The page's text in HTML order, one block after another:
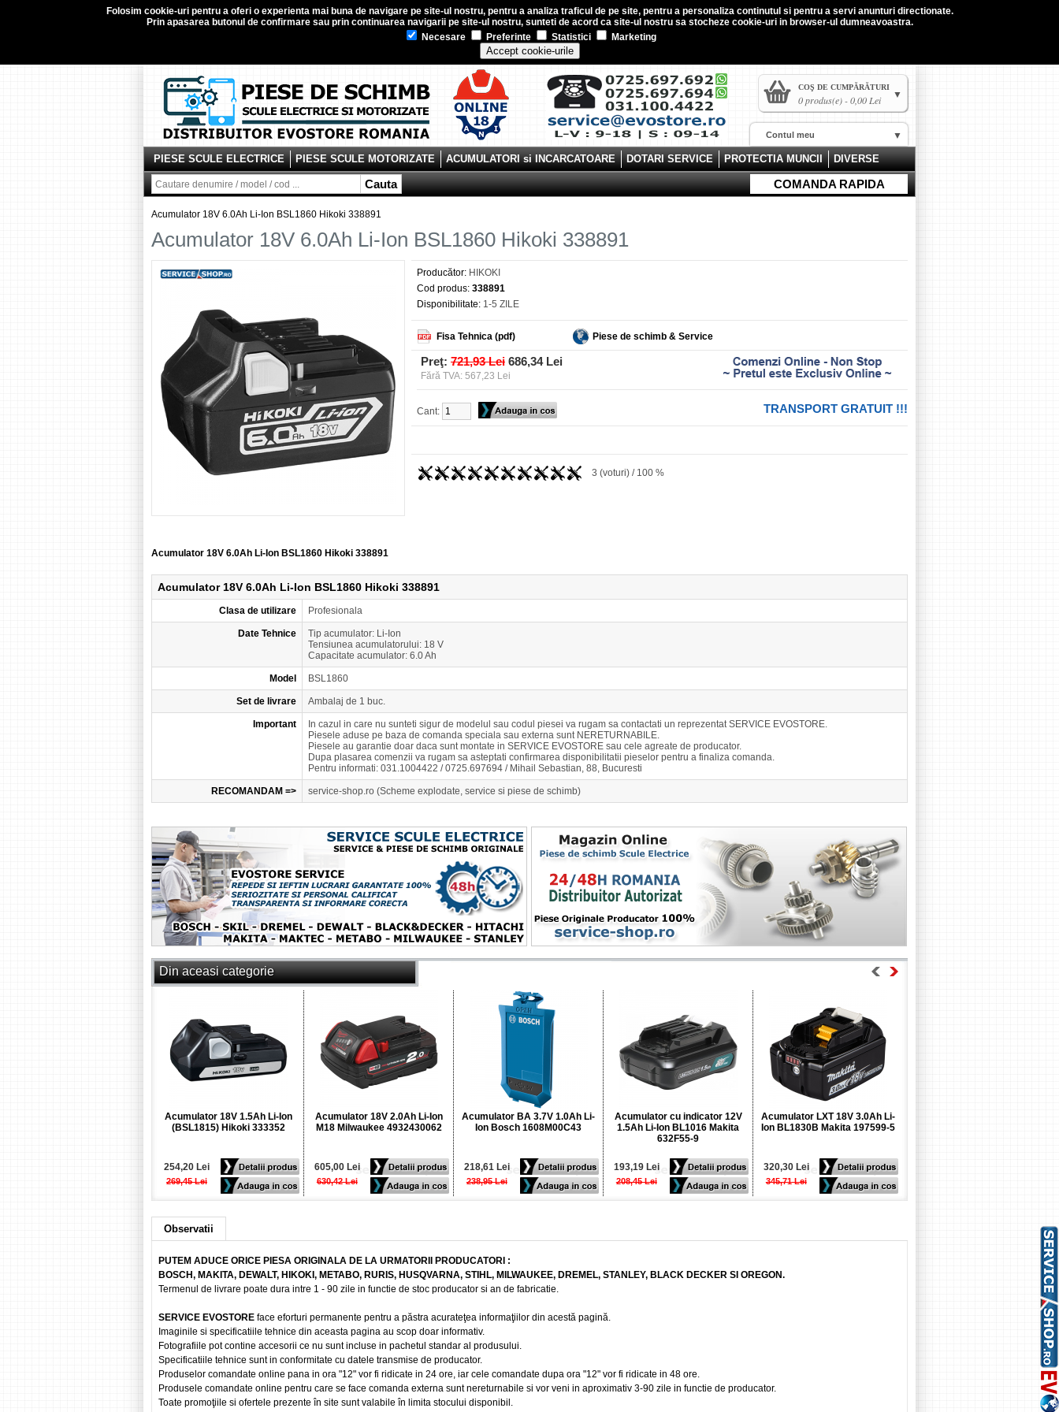
Folosim cookie-uripentru a oferi o experienta mai buna de navigare pe site-ul nostru, pentru a analiza traficul de pe site, pentru a personaliza continutul si pentru a servi anunturi directionate.
Prin apasarea butonul de confirmare sau prin continuarea navigarii pe site-ul nostru, sunteti de acord ca site-ul nostru sa stocheze cookie-uri in browser-ul dumneavoastra.
Necesare
Preferinte Statistici Marketing
Accept cookie-urile
COŞ DE CUMPĂRĂTURI
0 produs(e) - 0,00 Lei
Cauta COMANDA RAPIDA
Contul meu
PIESE SCULE ELECTRICE PIESE SCULE MOTORIZATE ACUMULATORI si INCARCATOARE DOTARI SERVICE PROTECTIA MUNCII DIVERSE
Acumulator 18V 6.0Ah Li-Ion BSL1860 Hikoki 338891
Acumulator 18V 6.0Ah Li-Ion BSL1860 Hikoki 338891
Producător: HIKOKI
Cod produs: 338891
Disponibilitate: 1-5 ZILE
Fisa Tehnica (pdf) Piese de schimb & Service
Preţ: 721,93 Lei 686,34 Lei
Fără TVA: 567,23 Lei
Cant: TRANSPORT GRATUIT !!!
3 (voturi) / 100 %
Acumulator 18V 6.0Ah Li-Ion BSL1860 Hikoki 338891
Acumulator 18V 6.0Ah Li-Ion BSL1860 Hikoki 338891
Clasa de utilizare Profesionala
Date Tehnice
Tip acumulator: Li-Ion
Tensiunea acumulatorului: 18 V
Capacitate acumulator: 6.0 Ah
Model BSL1860
Set de livrare Ambalaj de 1 buc.
Important
In cazul in care nu sunteti sigur de modelul sau codul piesei va rugam sa contactati un reprezentat SERVICE EVOSTORE.
Piesele aduse pe baza de comanda speciala sau externa sunt NERETURNABILE.
Piesele au garantie doar daca sunt montate in SERVICE EVOSTORE sau cele agreate de producator.
Dupa plasarea comenzii va rugam sa asteptati confirmarea disponibilitatii pieselor pentru a finaliza comanda.
Pentru informati: 031.1004422 / 0725.697694 / Mihail Sebastian, 88, Bucuresti
RECOMANDAM => service-shop.ro (Scheme explodate, service si piese de schimb)
Din aceasi categorie
Acumulator 18V 1.5Ah Li-Ion
(BSL1815) Hikoki 333352
254,20 Lei
269,45 Lei
Acumulator 18V 2.0Ah Li-Ion
M18 Milwaukee 4932430062
605,00 Lei
630,42 Lei
Acumulator BA 3.7V 1.0Ah Li-
Ion Bosch 1608M00C43
218,61 Lei
238,95 Lei
Acumulator cu indicator 12V
1.5Ah Li-Ion BL1016 Makita
632F55-9
193,19 Lei
208,45 Lei
Acumulator LXT 18V 3.0Ah Li-
Ion BL1830B Makita 197599-5
320,30 Lei
345,71 Lei
Observatii
PUTEM ADUCE ORICE PIESA ORIGINALA DE LA URMATORII PRODUCATORI :
BOSCH, MAKITA, DEWALT, HIKOKI, METABO, RURIS, HUSQVARNA, STIHL, MILWAUKEE, DREMEL, STANLEY, BLACK DECKER SI OREGON.
Termenul de livrare poate dura intre 1 - 90 zile in functie de stoc producator si an de fabricatie.
SERVICE EVOSTORE face eforturi permanente pentru a păstra acurateţea informaţiilor din acestă pagină.
Imaginile si specificatiile tehnice din aceasta pagina au scop doar informativ.
Fotografiile pot contine accesorii ce nu sunt incluse in pachetul standar al produsului.
Specificatiile tehnice sunt in conformitate cu datele transmise de producator.
Produselor comandate online pana in ora "12" vor fi ridicate in 24 ore, iar cele comandate dupa ora "12" vor fi ridicate in 48 ore.
Produsele comandate online pentru care se face comanda externa sunt nereturnabile si vor veni in aproximativ 3-90 zile in functie de producator.
Toate promoţiile si ofertele prezente în site sunt valabile în limita stocului disponibil.